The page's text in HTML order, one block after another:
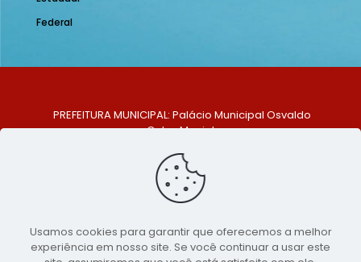
Federal
PREFEITURA MUNICIPAL: Palácio Municipal Osvaldo
Celso Maciel
Centro, São Bento do Una - PE. CEP: 553370-128
TELEFONE: (81) 99548-1569
E-MAIL: ouvidoria@saobentodouna.pe.gov.br
Copyright 2021-2026 - Assessoria de Comunicação da
Usamos cookies para garantir que oferecemos a melhor
experiência em nosso site. Se você continuar a usar este